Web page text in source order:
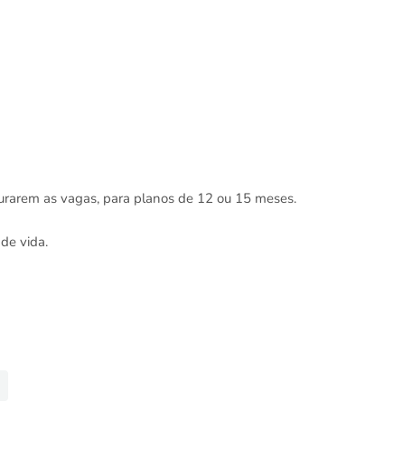
as vagas, para planos de 12 ou 15 meses.
vida.